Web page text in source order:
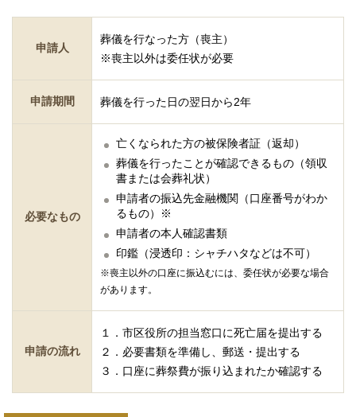
申請人
葬儀を行なった方（喪主）
※喪主以外は委任状が必要
申請期間 葬儀を行った日の翌日から2年
必要なもの
亡くなられた方の被保険者証（返却）
葬儀を行ったことが確認できるもの（領収
書または会葬礼状）
申請者の振込先金融機関（口座番号がわか
るもの）※
申請者の本人確認書類
印鑑（浸透印：シャチハタなどは不可）
※喪主以外の口座に振込むには、委任状が必要な場合
があります。
申請の流れ
１．市区役所の担当窓口に死亡届を提出する
２．必要書類を準備し、郵送・提出する
３．口座に葬祭費が振り込まれたか確認する